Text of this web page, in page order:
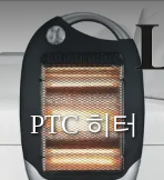
PTC 히터